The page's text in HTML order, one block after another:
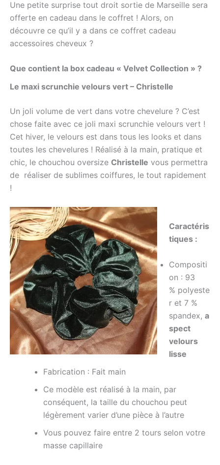
Une petite surprise tout droit sortie de Marseille sera
offerte en cadeau dans le coffret ! Alors, on
découvre ce qu’il y a dans ce coffret cadeau
accessoires cheveux ?
Que contient la box cadeau « Velvet Collection » ?
Le maxi scrunchie velours vert – Christelle
Un joli volume de vert dans votre chevelure ? C’est
chose faite avec ce joli maxi scrunchie velours vert !
Cet hiver, le velours est dans tous les looks et dans
toutes les chevelures ! Réalisé à la main, pratique et
chic, le chouchou oversize Christelle vous permettra
de réaliser de sublimes coiffures, le tout rapidement
!
Caractéris
tiques :
Compositi
on : 93
% polyeste
r et 7 %
spandex, a
spect
velours
lisse
Fabrication : Fait main
Ce modèle est réalisé à la main, par
conséquent, la taille du chouchou peut
légèrement varier d’une pièce à l’autre
Vous pouvez faire entre 2 tours selon votre
masse capillaire